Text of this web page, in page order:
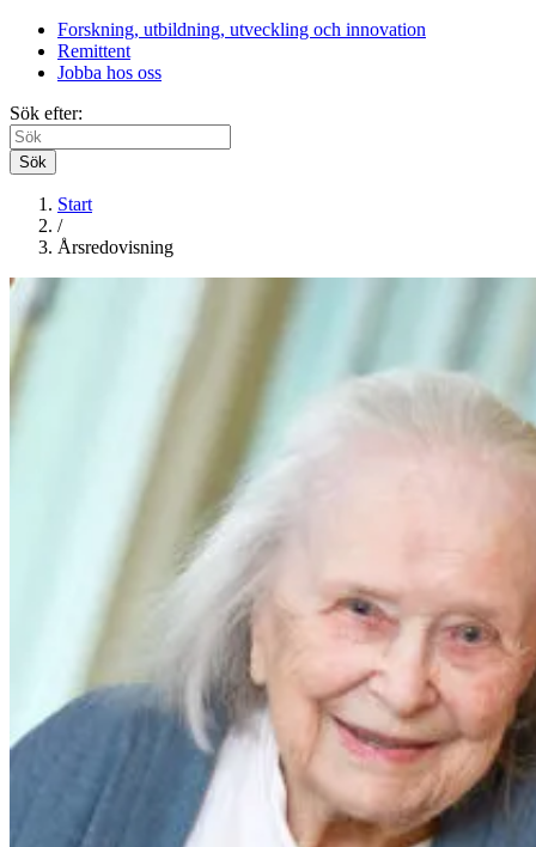
Forskning, utbildning, utveckling och innovation
Remittent
Jobba hos oss
Sök efter:
Sök
Start
/
Årsredovisning